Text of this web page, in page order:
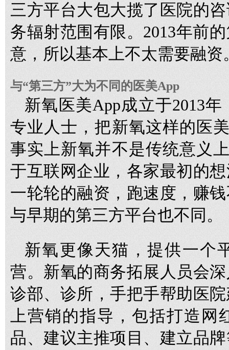
三方平台大包大揽了医院的
务辐射范围有限。2013年前
意，所以基本上不太需要融资
与“第三方”大为不同的医美App
新氧医美App成立于2013
专业人士，把新氧这样的医
事实上新氧并不是传统意义
于互联网企业，各家最初的
一轮轮的融资，跑速度，赚
与早期的第三方平台也不同。
新氧更像天猫，提供一个
营。新氧的商务拓展人员会
诊部、诊所，手把手帮助医
上营销的指导，包括打造
品、建议主推项目、建立品